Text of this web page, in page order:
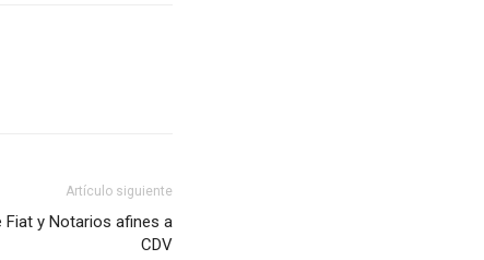
Artículo siguiente
Fiat y Notarios afines a
CDV